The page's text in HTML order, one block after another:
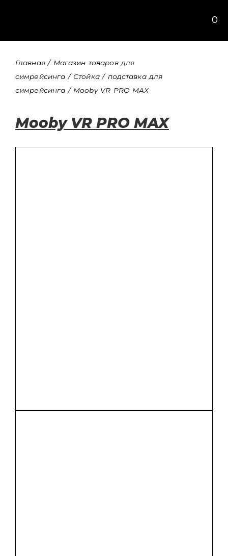
0
Главная/ Магазин товаров для
симрейсинга / Стойка / подставка для
симрейсинга / Mooby VR PRO MAX
Mooby VR PRO MAX